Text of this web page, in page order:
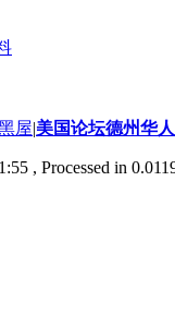
屋|美国论坛德州华
, Processed in